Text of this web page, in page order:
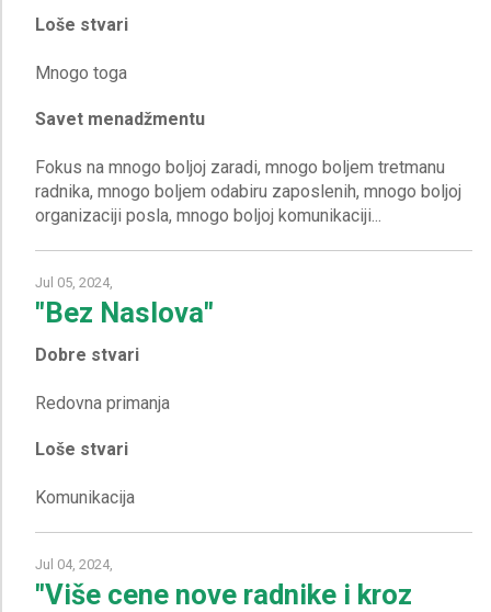
Loše stvari
Savet menadžmentu
Fokus na mnogo boljoj zaradi, mnogo boljem tretmanu
radnika, mnogo boljem odabiru zaposlenih, mnogo boljoj
Jul 05, 2024,
"Bez Naslova"
Dobre stvari
Loše stvari
Jul 04, 2024,
"Više cene nove radnike i kroz